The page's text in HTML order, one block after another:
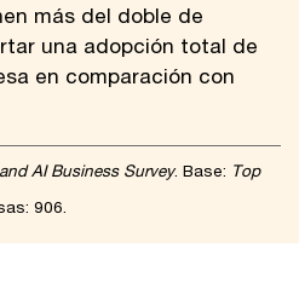
más del doble de
una adopción total de
en comparación con
AI Business Survey. Base: Top
906.